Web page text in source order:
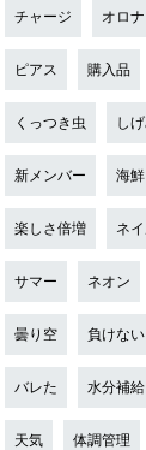
チャージ オロ
ピアス 購入品
くっつき虫 し
新メンバー 海鮮
楽しさ倍増 ネ
サマー ネオン
曇り空 負けない
バレた 水分補給
天気 体調管理